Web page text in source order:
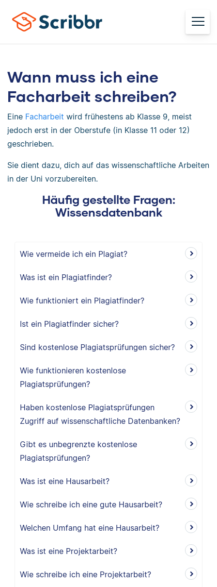
Wann muss ich eine
Facharbeit schreiben?
Eine Facharbeit wird frühestens ab Klasse 9, meist
jedoch erst in der Oberstufe (in Klasse 11 oder 12)
geschrieben.
Sie dient dazu, dich auf das wissenschaftliche Arbeiten
in der Uni vorzubereiten.
Häufig gestellte Fragen:
Wissensdatenbank
Wie vermeide ich ein Plagiat?
Was ist ein Plagiatfinder?
Wie funktioniert ein Plagiatfinder?
Ist ein Plagiatfinder sicher?
Sind kostenlose Plagiatsprüfungen sicher?
Wie funktionieren kostenlose
Plagiatsprüfungen?
Haben kostenlose Plagiatsprüfungen
Zugriff auf wissenschaftliche Datenbanken?
Gibt es unbegrenzte kostenlose
Plagiatsprüfungen?
Was ist eine Hausarbeit?
Wie schreibe ich eine gute Hausarbeit?
Welchen Umfang hat eine Hausarbeit?
Was ist eine Projektarbeit?
Wie schreibe ich eine Projektarbeit?